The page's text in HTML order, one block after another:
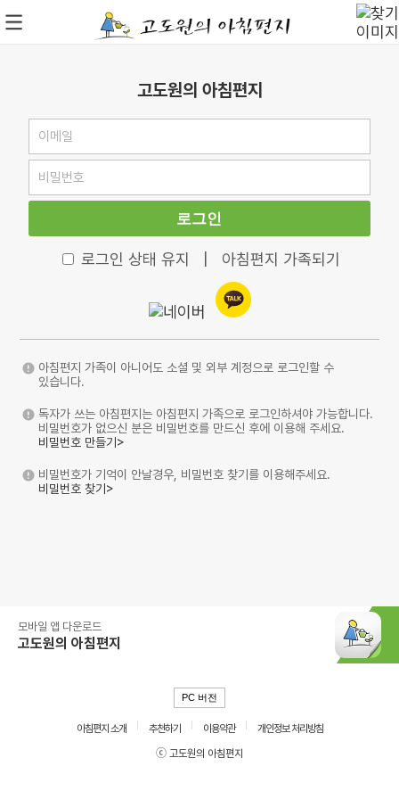
고도원의 아침편지
로그인
로그인 상태 유지 아침편지 가족되기
아침편지 가족이 아니어도 소셜 및 외부 계정으로 로그인할 수
있습니다.
독자가 쓰는 아침편지는 아침편지 가족으로 로그인하셔야 가능합니다.
비밀번호가 없으신 분은 비밀번호를 만드신 후에 이용해 주세요.
비밀번호 만들기>
비밀번호가 기억이 안날경우, 비밀번호 찾기를 이용해주세요.
비밀번호 찾기>
모바일 앱 다운로드
고도원의 아침편지
PC 버전
아침편지 소개 추천하기 이용약관
개인정보 처리방침
ⓒ 고도원의 아침편지